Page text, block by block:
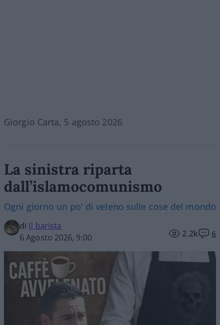
Giorgio Carta, 5 agosto 2026
La sinistra riparta
dall’islamocomunismo
Ogni giorno un po' di veleno sulle cose del mondo
di Il barista
6 Agosto 2026, 9:00
2.2k 6